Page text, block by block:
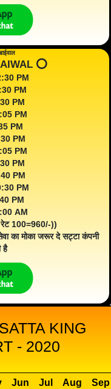
⭕️
PM
PM
PM
PM
PM
PM
PM
PM
PM
PM
PM
AM
100=960/-))
का मोका जरूर दे सट्टा कंपनी
है
KING
- 2020
Jun Jul Aug
Sep